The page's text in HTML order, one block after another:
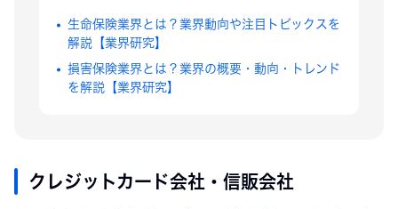
生命保険業界とは？業界動向や注目トピックスを
解説【業界研究】
損害保険業界とは？業界の概要・動向・トレンド
を解説【業界研究】
クレジットカード会社・信販会社